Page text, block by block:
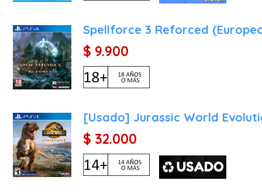
Spellforce 3 Reforced
$ 9.900
[Usado] Jurassic World
$ 32.000